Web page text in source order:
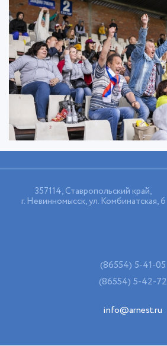
357114, Ставропольский край,
г. Невинномысск, ул. Комбинатская, 6
(86554) 5-41-05
(86554) 5-42-72
info@arnest.ru